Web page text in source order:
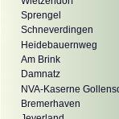
Sprengel
Schneverdingen
Heidebauernweg
Am Brink
Damnatz
NVA-Kaserne
Bremerhaven